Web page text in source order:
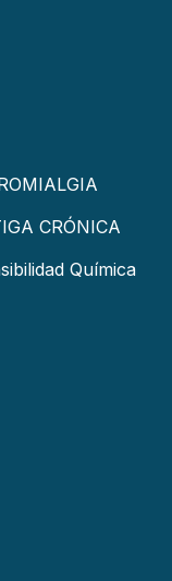
CRÓNICA
Química